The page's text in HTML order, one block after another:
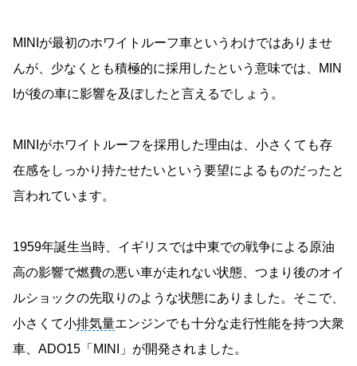
MINIが最初のホワイトルーフ車というわけではありませ
んが、少なくとも積極的に採用したという意味では、MIN
Iが後の車に影響を及ぼしたと言えるでしょう。
MINIがホワイトルーフを採用した理由は、小さくても存
在感をしっかり持たせたいという要望によるものだったと
言われています。
1959年誕生当時、イギリスでは中東での戦争による原油
高の影響で燃費の悪い車が走れない状態、つまり後のオイ
ルショックの先取りのような状態にありました。そこで、
小さくて小排気量エンジンでも十分な走行性能を持つ大衆
車、ADO15「MINI」が開発されました。